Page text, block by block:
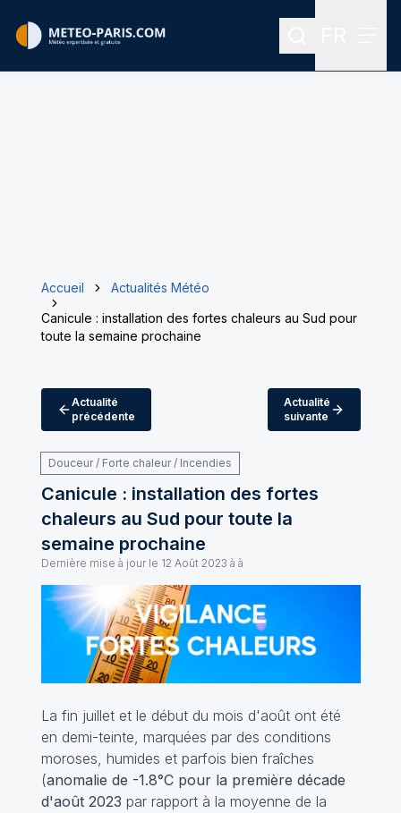
Rechercher
Accueil
Actualités Météo
Canicule : installation des fortes chaleurs au Sud pour
toute la semaine prochaine
Actualité
précédente
Actualité
suivante
Douceur / Forte chaleur / Incendies
Canicule : installation des fortes
chaleurs au Sud pour toute la
semaine prochaine
Dernière mise à jour le 12 Août 2023 à à
La fin juillet et le début du mois d'août ont été
en demi-teinte, marquées par des conditions
moroses, humides et parfois bien fraîches
(anomalie de -1.8°C pour la première décade
d'août 2023 par rapport à la moyenne de la